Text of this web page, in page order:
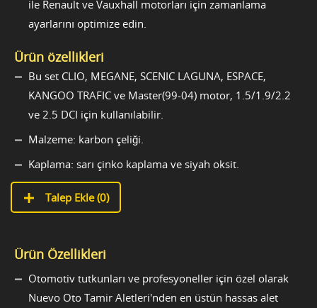
ile Renault ve Vauxhall motorları için zamanlama
ayarlarını optimize edin.
Ürün özellikleri
Bu set CLIO, MEGANE, SCENIC LAGUNA, ESPACE,
KANGOO TRAFIC ve Master(99-04) motor, 1.5/1.9/2.2
ve 2.5 DCI için kullanılabilir.
Malzeme: karbon çeliği.
Kaplama: sarı çinko kaplama ve siyah oksit.
Talep Ekle (0)
Ürün Özellikleri
Otomotiv tutkunları ve profesyoneller için özel olarak
Nuevo Oto Tamir Aletleri'nden en üstün hassas alet